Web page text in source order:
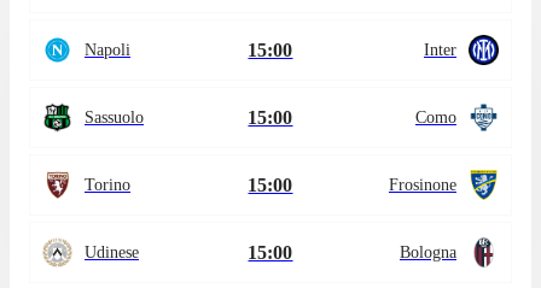
Napoli 15:00 Inter
Sassuolo 15:00 Como
Torino 15:00 Frosinone
Udinese 15:00 Bologna